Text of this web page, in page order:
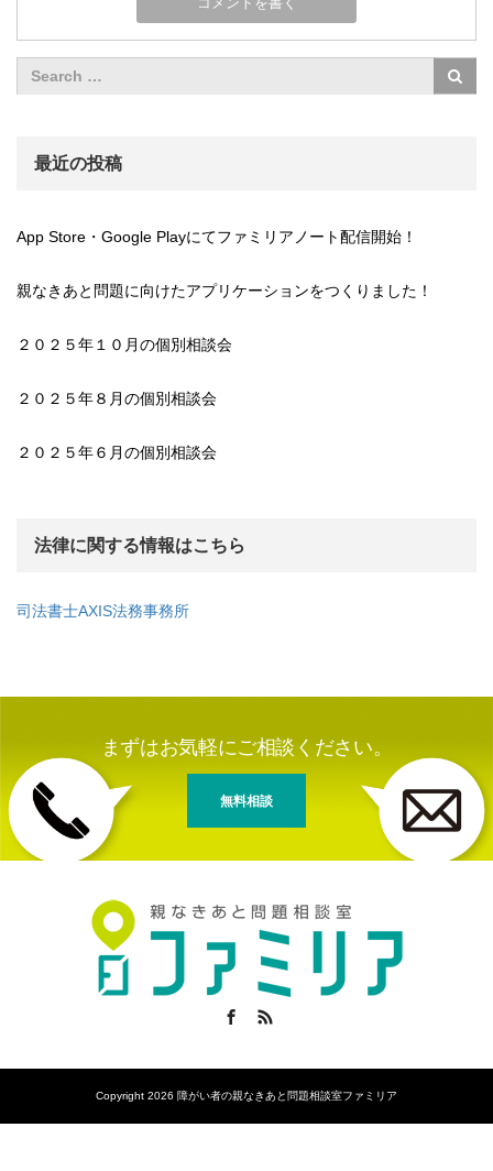
最近の投稿
App Store・Google Playにてファミリアノート配信開始！
親なきあと問題に向けたアプリケーションをつくりました！
２０２５年１０月の個別相談会
２０２５年８月の個別相談会
２０２５年６月の個別相談会
法律に関する情報はこちら
司法書士AXIS法務事務所
まずはお気軽にご相談ください。
無料相談
Facebook
Copyright 2026 障がい者の親なきあと問題相談室ファミリア